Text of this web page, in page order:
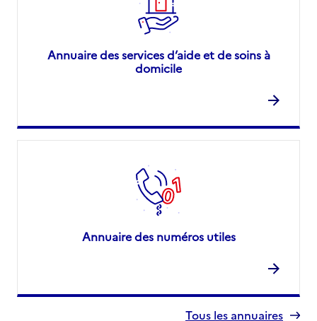
Annuaire des services d’aide et de soins à
domicile
Annuaire des numéros utiles
Tous les annuaires